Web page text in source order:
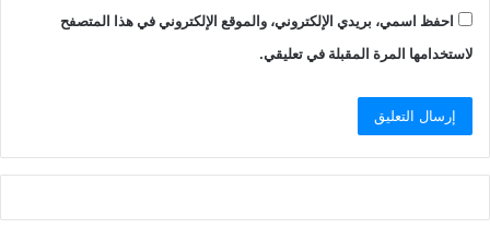
احفظ اسمي، بريدي الإلكتروني، والموقع الإلكتروني في هذا المتصفح
لاستخدامها المرة المقبلة في تعليقي.